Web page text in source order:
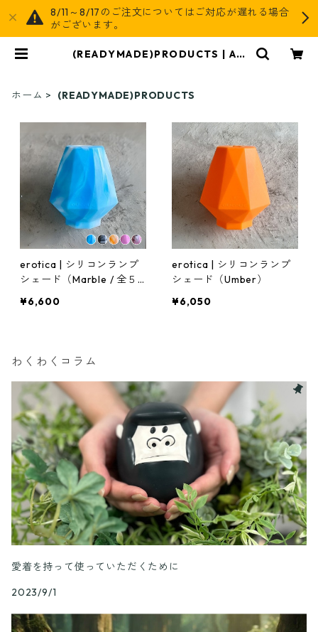
8/11～8/17のご注文についてはご対応が遅れる場合
がございます。
(READYMADE)PRODUCTS | AG
ホーム (READYMADE)PRODUCTS
erotica | シリコンランプ
シェード（Marble / 全５
¥6,600
erotica | シリコンランプ
シェード（Umber）
¥6,050
わくわくコラム
愛着を持って使っていただくために
2023/9/1